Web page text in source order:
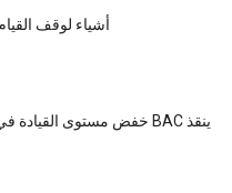
10 أشياء لوقف